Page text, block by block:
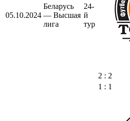
05.10.2024
Беларусь
— Высшая
лига
24-
й
тур
2 : 2
1 : 1